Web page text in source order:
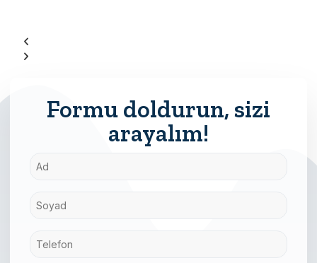
Formu doldurun, sizi
arayalım!